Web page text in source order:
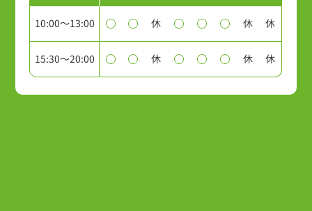
10:00～13:00 休 休 休
15:30～20:00 休 休 休